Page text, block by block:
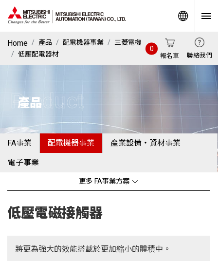
Home 產品 配電機器事業
三菱電機
低壓配電器材
報名車
0
聯絡我們
產品
Product
FA事業 配電機器事業 產業設備・資材事業
電子事業
更多 FA事業方案
低壓電磁接觸器
將更為強大的效能搭載於更加縮小的體積中。